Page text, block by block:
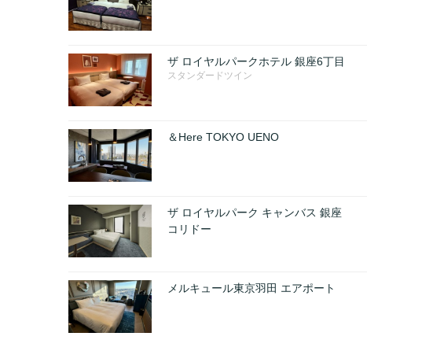
ザ ロイヤルパークホテル 銀座6丁目
スタンダードツイン
＆Here TOKYO UENO
ザ ロイヤルパーク キャンバス 銀座
コリドー
メルキュール東京羽田 エアポート